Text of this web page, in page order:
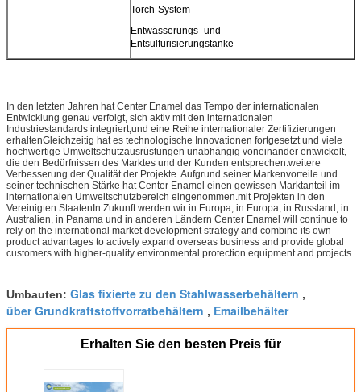
Torch-System
Entwässerungs- und
Entsulfurisierungstanke
In den letzten Jahren hat Center Enamel das Tempo der internationalen
Entwicklung genau verfolgt, sich aktiv mit den internationalen
Industriestandards integriert,und eine Reihe internationaler Zertifizierungen
erhaltenGleichzeitig hat es technologische Innovationen fortgesetzt und viele
hochwertige Umweltschutzausrüstungen unabhängig voneinander entwickelt,
die den Bedürfnissen des Marktes und der Kunden entsprechen.weitere
Verbesserung der Qualität der Projekte. Aufgrund seiner Markenvorteile und
seiner technischen Stärke hat Center Enamel einen gewissen Marktanteil im
internationalen Umweltschutzbereich eingenommen.mit Projekten in den
Vereinigten StaatenIn Zukunft werden wir in Europa, in Europa, in Russland, in
Australien, in Panama und in anderen Ländern Center Enamel will continue to
rely on the international market development strategy and combine its own
product advantages to actively expand overseas business and provide global
customers with higher-quality environmental protection equipment and projects.
Umbauten: Glas fixierte zu den Stahlwasserbehältern ,
über Grundkraftstoffvorratbehältern , Emailbehälter
Erhalten Sie den besten Preis für